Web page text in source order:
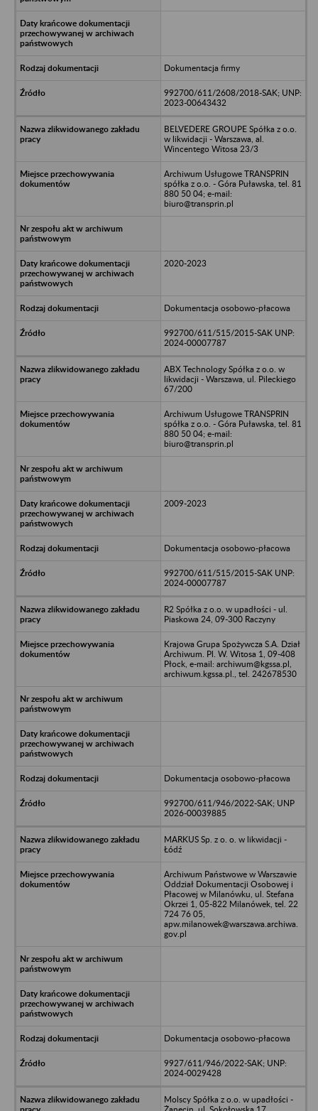
Dokumentacja firmy
992700/611/2608/2018-SAK; UNP:
2023-00643432
BELVEDERE GROUPE Spółka z o.o.
w likwidacji - Warszawa, al.
Wincentego Witosa 23/3
Archiwum Usługowe TRANSPRIN
spółka z o.o. - Góra Puławska, tel. 81
880 50 04; e-mail:
biuro@transprin.pl
2020-2023
Dokumentacja osobowo-płacowa
992700/611/515/2015-SAK UNP:
2024-00007787
ABX Technology Spółka z o.o. w
likwidacji - Warszawa, ul. Pileckiego
67/200
Archiwum Usługowe TRANSPRIN
spółka z o.o. - Góra Puławska, tel. 81
880 50 04; e-mail:
biuro@transprin.pl
2009-2023
Dokumentacja osobowo-płacowa
992700/611/515/2015-SAK UNP:
2024-00007787
R2 Spółka z o.o. w upadłości - ul.
Piaskowa 24, 09-300 Raczyny
Krajowa Grupa Spożywcza S.A. Dział
Archiwum. Pl. W. Witosa 1, 09-408
Płock, e-mail: archiwum@kgssa.pl,
archiwum.kgssa.pl., tel. 242678530
Dokumentacja osobowo-płacowa
992700/611/946/2022-SAK; UNP
2026-00039885
MARKUS Sp. z o. o. w likwidacji -
Łódź
Archiwum Państwowe w Warszawie
Oddział Dokumentacji Osobowej i
Płacowej w Milanówku, ul. Stefana
Okrzei 1, 05-822 Milanówek, tel. 22
724 76 05,
apw.milanowek@warszawa.archiwa.
gov.pl
Dokumentacja osobowo-płacowa
9927/611/946/2022-SAK; UNP:
2024-0029428
Molscy Spółka z o.o. w upadłości -